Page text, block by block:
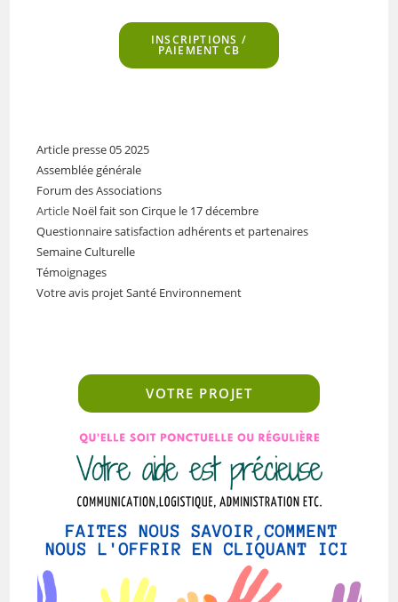
INSCRIPTIONS /
PAIEMENT CB
Article presse 05 2025
Assemblée générale
Forum des Associations
Article Noël fait son Cirque le 17 décembre
Questionnaire satisfaction adhérents et partenaires
Semaine Culturelle
Témoignages
Votre avis projet Santé Environnement
VOTRE PROJET